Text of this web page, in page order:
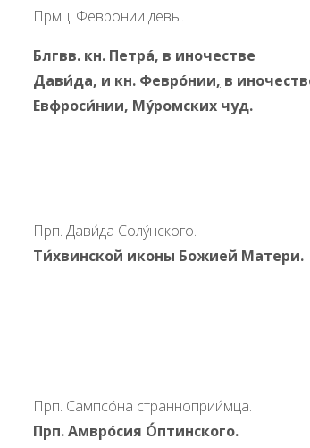
Прмц. Февронии девы.
Блгвв. кн. Петрá, в иночестве
Дави́да, и кн. Феврóнии, в
Евфроси́нии, Мýромских чуд.
Прп. Дави́да Солýнского.
Ти́хвинской иконы Божией Матери.
Прп. Сампсóна странноприи́мца.
Прп. Амврóсия Óптинского.